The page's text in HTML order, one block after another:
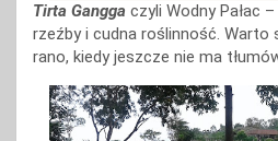
Tirta Gangga czyli Wodny Pałac
rzeźby i cudna roślinność. Warto
rano, kiedy jeszcze nie ma